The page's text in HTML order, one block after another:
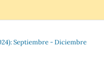
Septiembre - Diciembre